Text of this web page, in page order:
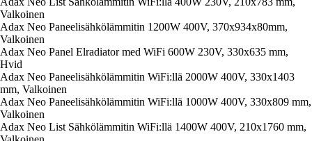
Valkoinen
Adax Neo Paneelisähkölämmitin 1200W 400V, 370x934x80mm,
Valkoinen
Adax Neo Panel Elradiator med WiFi 600W 230V, 330x635 mm,
Hvid
Adax Neo Paneelisähkölämmitin WiFi:llä 2000W 400V, 330x1403
mm, Valkoinen
Adax Neo Paneelisähkölämmitin WiFi:llä 1000W 400V, 330x809 mm,
Valkoinen
Adax Neo List Sähkölämmitin WiFi:llä 1400W 400V, 210x1760 mm,